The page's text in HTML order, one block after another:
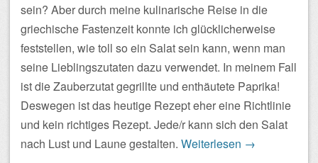
sein? Aber durch meine kulinarische Reise in die
griechische Fastenzeit konnte ich glücklicherweise
feststellen, wie toll so ein Salat sein kann, wenn man
seine Lieblingszutaten dazu verwendet. In meinem Fall
ist die Zauberzutat gegrillte und enthäutete Paprika!
Deswegen ist das heutige Rezept eher eine Richtlinie
und kein richtiges Rezept. Jede/r kann sich den Salat
nach Lust und Laune gestalten. Weiterlesen →